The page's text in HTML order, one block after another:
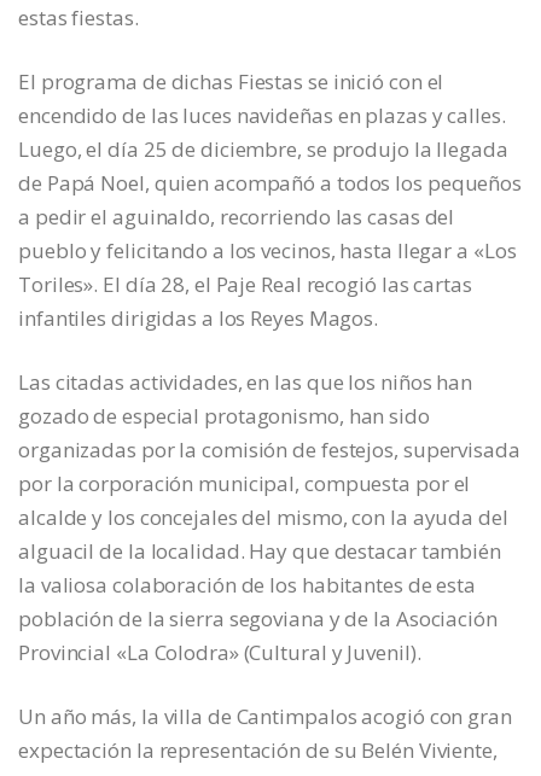
estas fiestas.
El programa de dichas Fiestas se inició con el
encendido de las luces navideñas en plazas y calles.
Luego, el día 25 de diciembre, se produjo la llegada
de Papá Noel, quien acompañó a todos los pequeños
a pedir el aguinaldo, recorriendo las casas del
pueblo y felicitando a los vecinos, hasta llegar a «Los
Toriles». El día 28, el Paje Real recogió las cartas
infantiles dirigidas a los Reyes Magos.
Las citadas actividades, en las que los niños han
gozado de especial protagonismo, han sido
organizadas por la comisión de festejos, supervisada
por la corporación municipal, compuesta por el
alcalde y los concejales del mismo, con la ayuda del
alguacil de la localidad. Hay que destacar también
la valiosa colaboración de los habitantes de esta
población de la sierra segoviana y de la Asociación
Provincial «La Colodra» (Cultural y Juvenil).
Un año más, la villa de Cantimpalos acogió con gran
expectación la representación de su Belén Viviente,